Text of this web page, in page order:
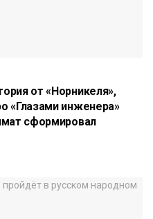
от «Норникеля»,
«Глазами инженера»
сформировал